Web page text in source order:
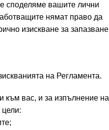
споделяме вашите лични
нямат право да
изискване за запазване
на Регламента.
към вас, и за изпълнение на